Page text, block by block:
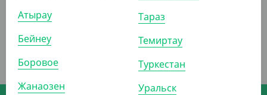
Атырау
Бейнеу
Боровое
Жанаозен
Тараз
Темиртау
Туркестан
Уральск